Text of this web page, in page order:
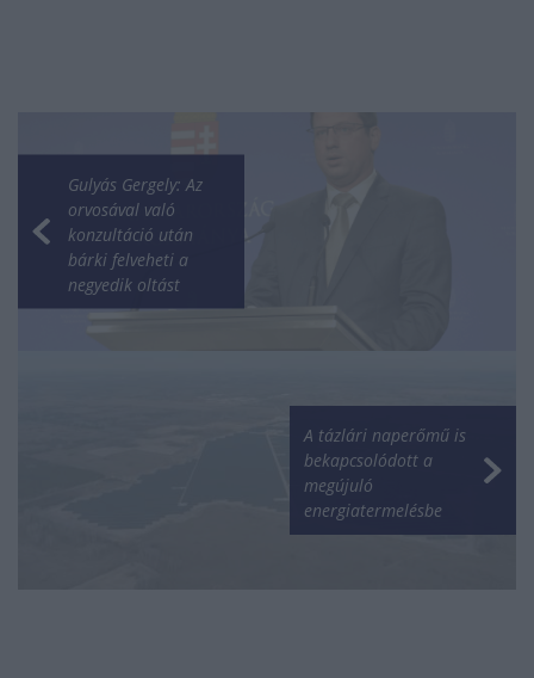
Gulyás Gergely: Az
orvosával való
konzultáció után
bárki felveheti a
negyedik oltást
A tázlári naperőmű is
bekapcsolódott a
megújuló
energiatermelésbe